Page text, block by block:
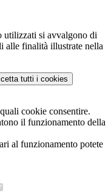
utilizzati si avvalgono di
alle finalità illustrate nella
tutti i cookies
cookie consentire.
il funzionamento della
al funzionamento potete